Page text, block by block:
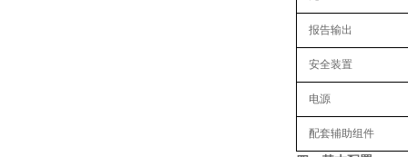
报告输出
安全装置
电源
配套辅助组件